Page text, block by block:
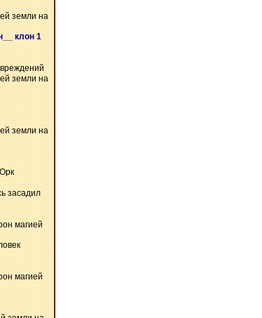
земли на
клон 1
земли на
земли на
засадил
магией
магией